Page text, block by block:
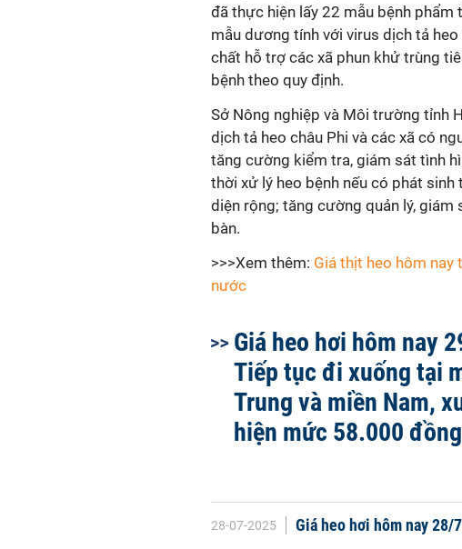
đã thực hiện lấy 22 mẫu bệnh
mẫu dương tính với virus dịch tả
chất hỗ trợ các xã phun khử trùng
bệnh theo quy định.
Sở Nông nghiệp và Môi trường tỉnh
dịch tả heo châu Phi và các xã có
tăng cường kiểm tra, giám sát tình
thời xử lý heo bệnh nếu có phát
diện rộng; tăng cường quản lý, giám
bàn.
>>>Xem thêm: Giá thịt heo hôm
nước
Giá heo hơi hôm nay
Tiếp tục đi xuống tại
Trung và miền Nam,
hiện mức 58.000
28-07-2025 Giá heo hơi hôm nay